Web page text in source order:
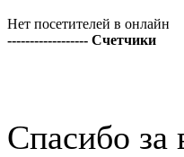
Нет посетителей в онлайн
------------------ Счетчики
Спасибо